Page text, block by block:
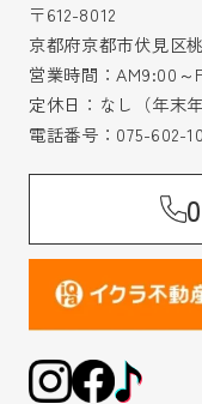
〒612-8012
京都府京都市伏見区
営業時間：AM9:00～
定休日：なし（年末
電話番号： 075-602-